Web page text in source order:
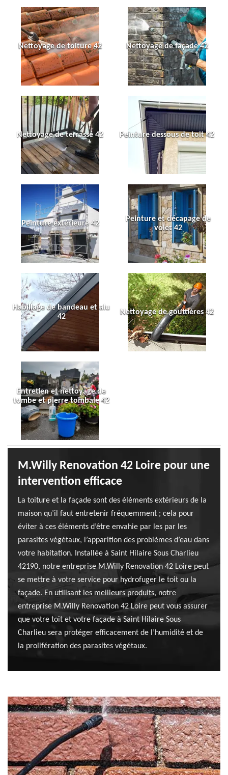
Nettoyage de toiture 42 Nettoyage de façade 42
Nettoyage de terrasse 42 Peinture dessous de toit 42
Peinture extérieure 42
Peinture et décapage de
volet 42
Habillage de bandeau et alu
42
Nettoyage de gouttières 42
Entretien et nettoyage de
tombe et pierre tombale 42
M.Willy Renovation 42 Loire pour une
intervention efficace
La toiture et la façade sont des éléments extérieurs de la
maison qu’il faut entretenir fréquemment ; cela pour
éviter à ces éléments d’être envahie par les par les
parasites végétaux, l’apparition des problèmes d’eau dans
votre habitation. Installée à Saint Hilaire Sous Charlieu
42190, notre entreprise M.Willy Renovation 42 Loire peut
se mettre à votre service pour hydrofuger le toit ou la
façade. En utilisant les meilleurs produits, notre
entreprise M.Willy Renovation 42 Loire peut vous assurer
que votre toit et votre façade à Saint Hilaire Sous
Charlieu sera protéger efficacement de l’humidité et de
la prolifération des parasites végétaux.